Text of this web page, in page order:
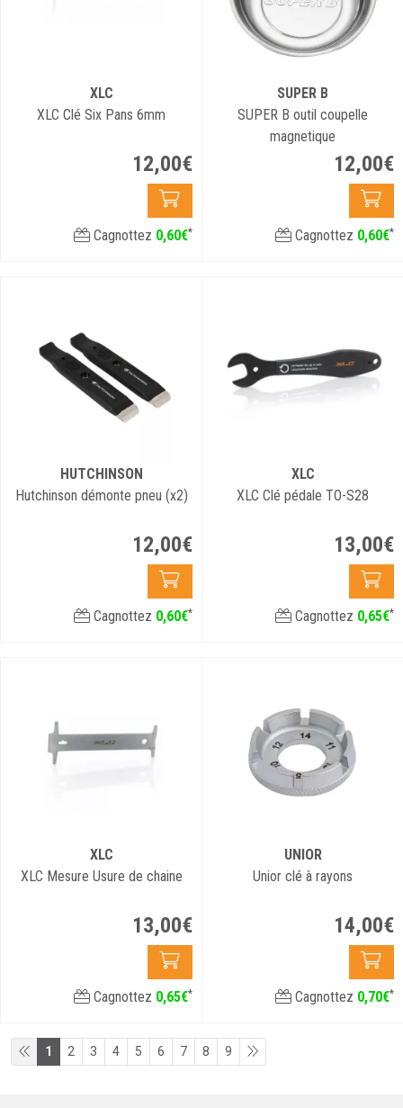
XLC
XLC Clé Six Pans 6mm
12,00€
Cagnottez 0,60€*
SUPER B
SUPER B outil coupelle
magnetique
12,00€
Cagnottez 0,60€*
HUTCHINSON
Hutchinson démonte pneu (x2)
12,00€
Cagnottez 0,60€*
XLC
XLC Clé pédale TO-S28
13,00€
Cagnottez 0,65€*
XLC
XLC Mesure Usure de chaine
13,00€
Cagnottez 0,65€*
UNIOR
Unior clé à rayons
14,00€
Cagnottez 0,70€*
1 2 3 4 5 6 7 8 9